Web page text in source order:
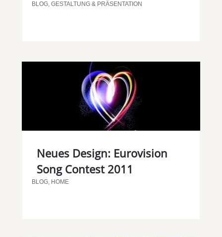
BLOG, GESTALTUNG & PRÄSENTATION
Neues Design: Eurovision
Song Contest 2011
BLOG, HOME